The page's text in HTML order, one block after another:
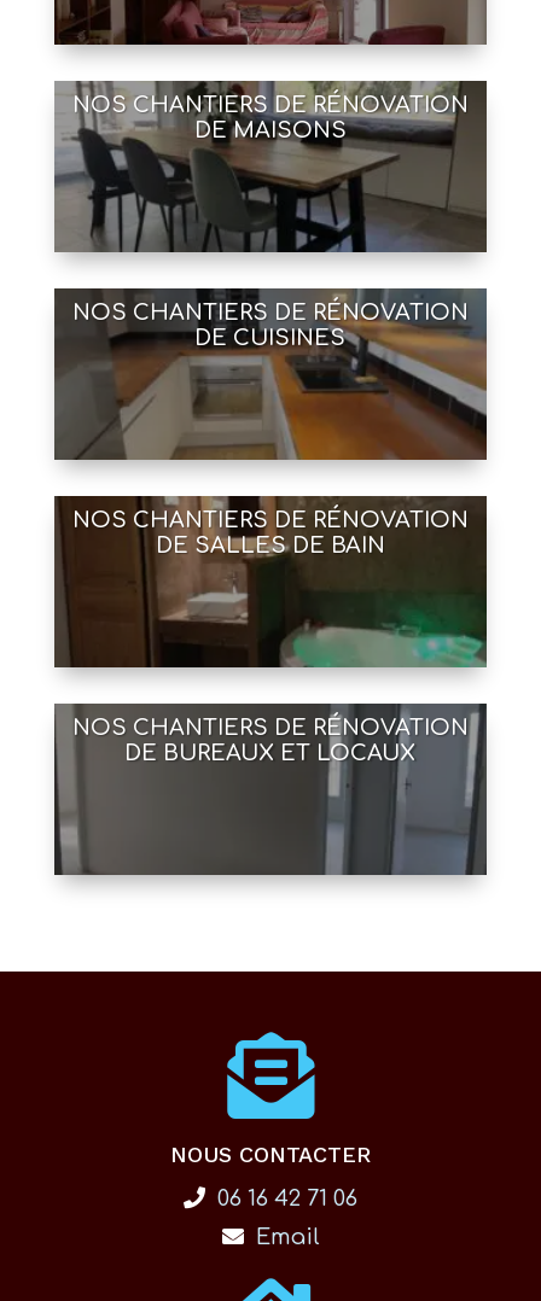
NOS CHANTIERS DE RÉNOVATION
DE MAISONS
NOS CHANTIERS DE RÉNOVATION
DE CUISINES
NOS CHANTIERS DE RÉNOVATION
DE SALLES DE BAIN
NOS CHANTIERS DE RÉNOVATION
DE BUREAUX ET LOCAUX
NOUS CONTACTER
06 16 42 71 06
Email